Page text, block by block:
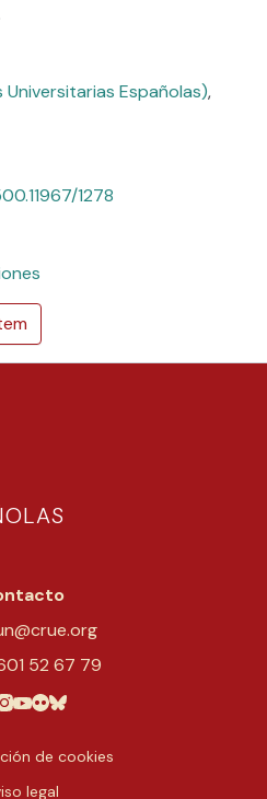
Universitarias Españolas),
1278
52 67 79
de cookies
legal